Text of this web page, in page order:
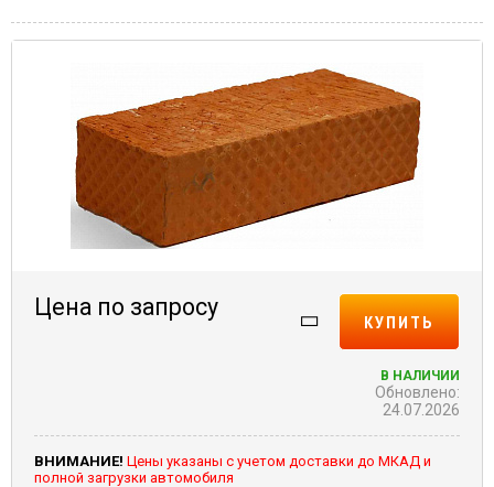
Цена по запросу
КУПИТЬ
В НАЛИЧИИ
Обновлено:
24.07.2026
ВНИМАНИЕ! Цены указаны с учетом доставки до МКАД и
полной загрузки автомобиля